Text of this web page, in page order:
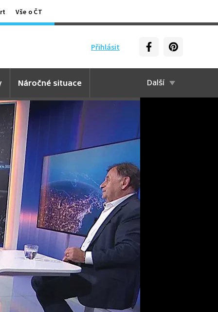
Vše o ČT
Přihlásit
Náročné situace Další